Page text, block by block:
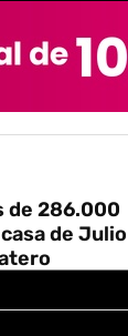
de 286.000
de Julio